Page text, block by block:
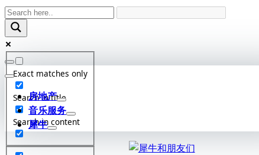
Skip
to
content
Exact matches only
Search in title
Search in content
房地产
音乐服务
犀牛